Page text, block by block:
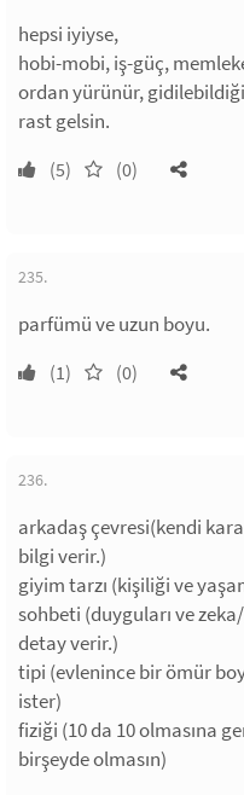
hepsi iyiyse,
hobi-mobi, iş-güç,
ordan yürünür,
rast gelsin.
(5) (0)
235.
parfümü ve uzun boyu.
(1) (0)
236.
arkadaş çevresi(kendi
bilgi verir.)
giyim tarzı (kişiliği ve
sohbeti (duyguları ve
detay verir.)
tipi (evlenince bir ömür
ister)
fiziği (10 da 10 olmasına
birşeyde olmasın)